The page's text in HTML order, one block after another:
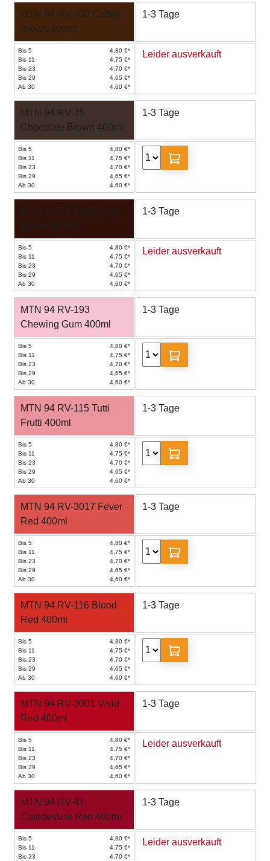
MTN 94 RV-100 Coffee
Brown 400ml
1-3 Tage
Bis 5
4,80 €*
Bis 11
4,75 €*
Bis 23
4,70 €*
Bis 29
4,65 €*
Ab 30
4,60 €*
Leider ausverkauft
MTN 94 RV-35
Chocolate Brown 400ml
1-3 Tage
Bis 5
4,80 €*
Bis 11
4,75 €*
Bis 23
4,70 €*
Bis 29
4,65 €*
Ab 30
4,60 €*
1-3 Tage
Bis 5
4,80 €*
Bis 11
4,75 €*
Bis 23
4,70 €*
Bis 29
4,65 €*
Ab 30
4,60 €*
Leider ausverkauft
MTN 94 RV-193
Chewing Gum 400ml
1-3 Tage
Bis 5
4,80 €*
Bis 11
4,75 €*
Bis 23
4,70 €*
Bis 29
4,65 €*
Ab 30
4,60 €*
MTN 94 RV-115 Tutti
Frutti 400ml
1-3 Tage
Bis 5
4,80 €*
Bis 11
4,75 €*
Bis 23
4,70 €*
Bis 29
4,65 €*
Ab 30
4,60 €*
MTN 94 RV-3017 Fever
Red 400ml
1-3 Tage
Bis 5
4,80 €*
Bis 11
4,75 €*
Bis 23
4,70 €*
Bis 29
4,65 €*
Ab 30
4,60 €*
MTN 94 RV-116 Blood
Red 400ml
1-3 Tage
Bis 5
4,80 €*
Bis 11
4,75 €*
Bis 23
4,70 €*
Bis 29
4,65 €*
Ab 30
4,60 €*
MTN 94 RV-3001 Vivid
Red 400ml
1-3 Tage
Bis 5
4,80 €*
Bis 11
4,75 €*
Bis 23
4,70 €*
Bis 29
4,65 €*
Ab 30
4,60 €*
Leider ausverkauft
MTN 94 RV-47
Clandestine Red 400ml
1-3 Tage
Bis 5
4,80 €*
Bis 11
4,75 €*
Bis 23
4,70 €*
Leider ausverkauft